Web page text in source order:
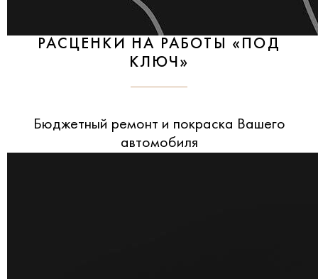
РАСЦЕНКИ НА РАБОТЫ «ПОД
КЛЮЧ»
Бюджетный ремонт и покраска Вашего
автомобиля